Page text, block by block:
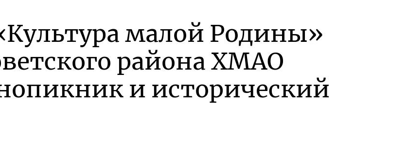
малой Родины»
района ХМАО
и исторический